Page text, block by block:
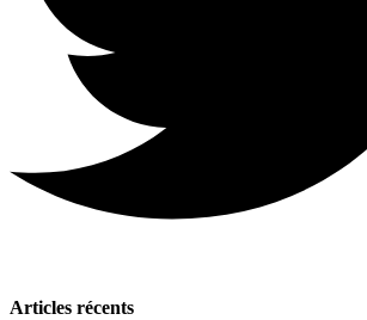
Articles récents